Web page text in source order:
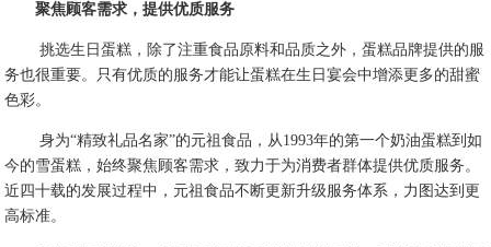
聚焦顾客需求，提供优质服务
挑选生日蛋糕，除了注重食品原料和品质之外，蛋糕品牌提供的服
务也很重要。只有优质的服务才能让蛋糕在生日宴会中增添更多的甜蜜
色彩。
身为“精致礼品名家”的元祖食品，从1993年的第一个奶油蛋糕到如
今的雪蛋糕，始终聚焦顾客需求，致力于为消费者群体提供优质服务。
近四十载的发展过程中，元祖食品不断更新升级服务体系，力图达到更
高标准。